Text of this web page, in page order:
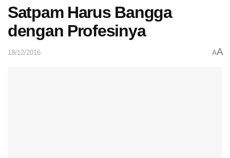
Satpam Harus Bangga
dengan Profesinya
18/12/2016 AA